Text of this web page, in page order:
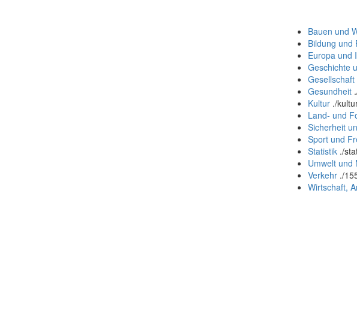
Bauen und
Bildung und
Europa und
Geschichte
Gesundheit .
Kultur ./
Land- und
Sicherheit
Sport und
Statistik ./
Umwelt und
Verkehr ./
Wirtschaft,